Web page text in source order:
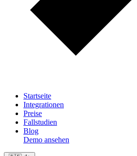
Startseite
Integrationen
Preise
Fallstudien
Blog
Demo ansehen